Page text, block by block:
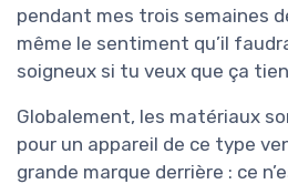
pendant mes trois semaines
même le sentiment qu’il
soigneux si tu veux que ça
Globalement, les matériaux
pour un appareil de ce type
grande marque derrière : ce